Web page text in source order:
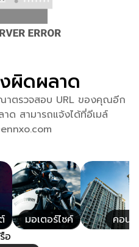
ผิดผลาด
าตรวจสอบ URL ของคุณอีก
ด สามารถแจ้งได้ที่อีเมล์
มอเตอร์ไซค์
คอนโ
อ